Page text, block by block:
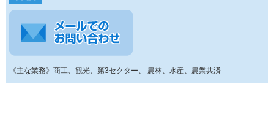
《主な業務》商工、観光、第3セクター、 農林、水産、農業共済